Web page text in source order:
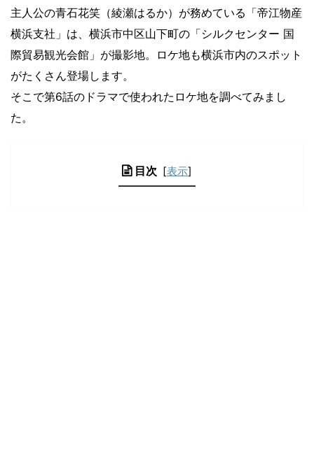
主人公の青石花笑（綾瀬はるか）が務めている「帝江物産
横浜支社」は、横浜市中区山下町の「シルクセンター 国
際貿易観光会館」が撮影地。ロケ地も横浜市内のスポット
がたくさん登場します。
そこで第6話のドラマで使われたロケ地を調べてみまし
た。
目次 [表示]